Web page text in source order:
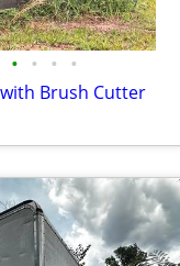
• • • •
Brush Cutter